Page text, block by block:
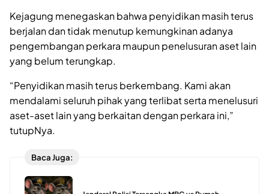
Kejagung menegaskan bahwa penyidikan masih terus
berjalan dan tidak menutup kemungkinan adanya
pengembangan perkara maupun penelusuran aset lain
yang belum terungkap.
“Penyidikan masih terus berkembang. Kami akan
mendalami seluruh pihak yang terlibat serta menelusuri
aset-aset lain yang berkaitan dengan perkara ini,”
tutupNya.
Baca Juga: